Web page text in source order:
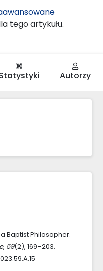
tego artykułu.
Statystyki Autorzy
Baptist Philosopher.
, 59(2), 169–203.